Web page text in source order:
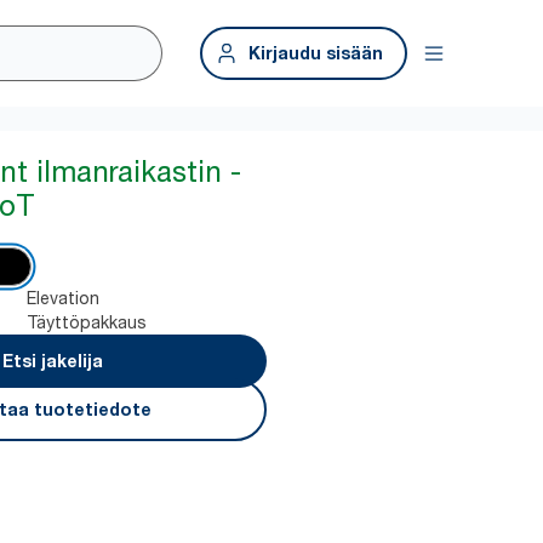
Kirjaudu sisään
ilmanraikastin -
Elevation
Täyttöpakkaus
Etsi jakelija
tuotetiedote